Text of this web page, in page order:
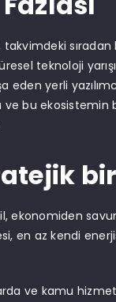
takvimdeki
teknoloji
yerli
bu ekosistemin
ekonomiden
en az kendi
ve kamu